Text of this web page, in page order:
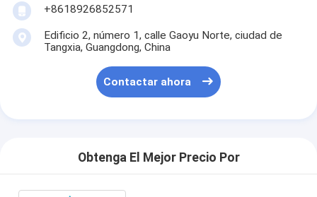
+8618926852571
Edificio 2, número 1, calle Gaoyu Norte, ciudad de
Tangxia, Guangdong, China
Contactar ahora
Obtenga El Mejor Precio Por